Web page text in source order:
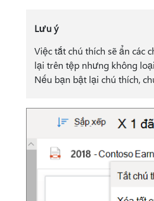
Lưu ý
Việc tắt chú thích sẽ ẩn các
lại trên tệp nhưng không
Nếu bạn bật lại chú thích,